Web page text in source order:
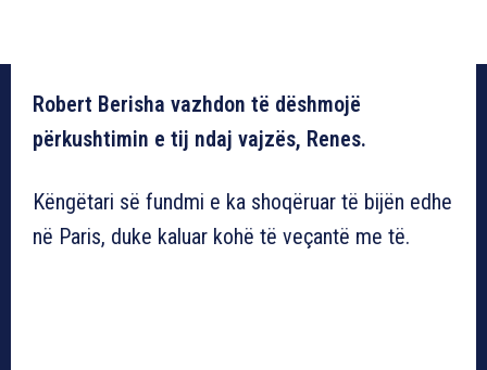
Robert Berisha vazhdon të dëshmojë
përkushtimin e tij ndaj vajzës, Renes.
Këngëtari së fundmi e ka shoqëruar të bijën edhe
në Paris, duke kaluar kohë të veçantë me të.